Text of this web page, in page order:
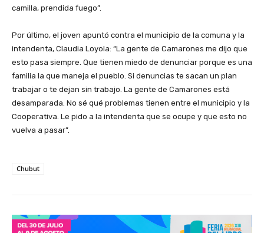
camilla, prendida fuego”.
Por último, el joven apuntó contra el municipio de la comuna y la
intendenta, Claudia Loyola: “La gente de Camarones me dijo que
esto pasa siempre. Que tienen miedo de denunciar porque es una
familia la que maneja el pueblo. Si denuncias te sacan un plan
trabajar o te dejan sin trabajo. La gente de Camarones está
desamparada. No sé qué problemas tienen entre el municipio y la
Cooperativa. Le pido a la intendenta que se ocupe y que esto no
vuelva a pasar”.
Chubut